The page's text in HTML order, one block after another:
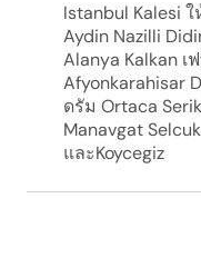
Istanbul Kalesi
Aydin Nazilli
Alanya Kalkan เ
Afyonkarahisar
ดรัม Ortaca
Manavgat
และKoycegiz